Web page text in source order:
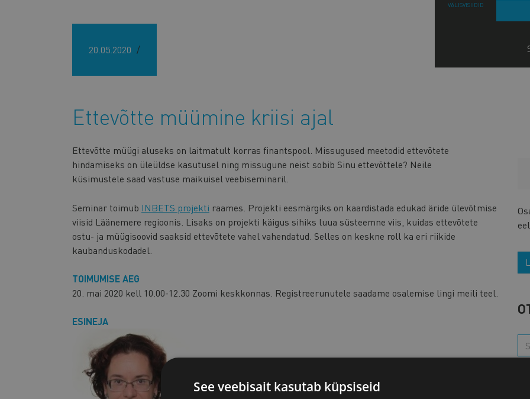
VÄLISVISIIDID
20.05.2020
Ettevõtte müümine kriisi ajal
Ettevõtte müügi aluseks on laitmatult korras finantspool. Missugused meetodid ettevõtete
hindamiseks on üleüldse kasutusel ning missugune neist sobib Sinu ettevõttele? Neile
küsimustele saad vastuse maikuisel veebiseminaril.
Seminar toimub INBETS projekti raames. Projekti eesmärgiks on kaardistada edukad äride ülevõtmise
viisid Läänemere regioonis. Lisaks on projekti käigus sihiks luua süsteemne viis, kuidas ettevõtete
ostu- ja müügisoovid saaksid ettevõtete vahel vahendatud. Selles on keskne roll ka eri riikide
kaubanduskodadel.
TOIMUMISE AEG
20. mai 2020 kell 10.00-12.30 Zoomi keskkonnas. Registreerunutele saadame osalemise lingi meili teel.
ESINEJA
See veebisait kasutab küpsiseid